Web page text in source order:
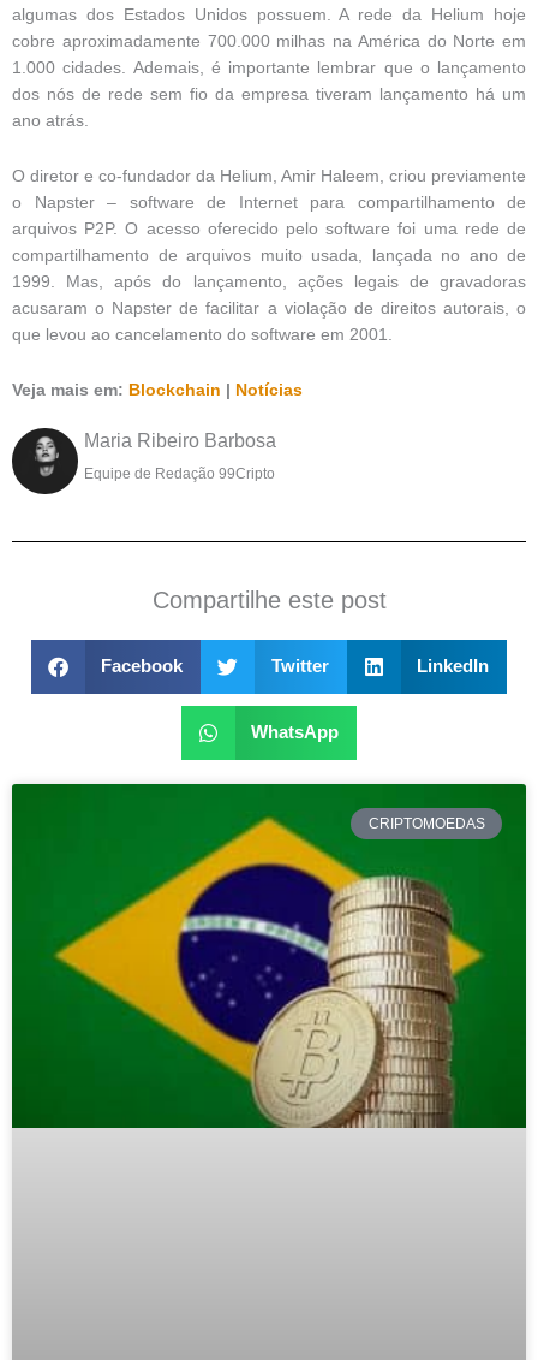
algumas dos Estados Unidos possuem. A rede da Helium hoje
cobre aproximadamente 700.000 milhas na América do Norte em
1.000 cidades. Ademais, é importante lembrar que o lançamento
dos nós de rede sem fio da empresa tiveram lançamento há um
ano atrás.
O diretor e co-fundador da Helium, Amir Haleem, criou previamente
o Napster – software de Internet para compartilhamento de
arquivos P2P. O acesso oferecido pelo software foi uma rede de
compartilhamento de arquivos muito usada, lançada no ano de
1999. Mas, após do lançamento, ações legais de gravadoras
acusaram o Napster de facilitar a violação de direitos autorais, o
que levou ao cancelamento do software em 2001.
Veja mais em: Blockchain Notícias
Maria Ribeiro Barbosa
Equipe de Redação 99Cripto
Compartilhe este post
Facebook Twitter LinkedIn
WhatsApp
CRIPTOMOEDAS